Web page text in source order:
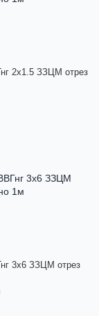
2х1.5 ЗЗЦМ отрез
3х6 ЗЗЦМ отрез